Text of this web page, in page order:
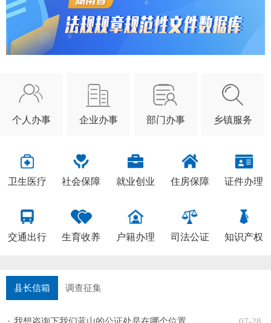
个人办事 企业办事 部门办事 乡镇服务
卫生医疗 社会保障 就业创业 住房保障 证件办理
交通出行 生育收养 户籍办理 司法公证 知识产权
县长信箱 调查征集